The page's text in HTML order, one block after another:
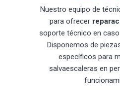
Nuestro equipo de
para ofrecer
soporte técnico en
Disponemos de
específicos para
salvaescaleras en